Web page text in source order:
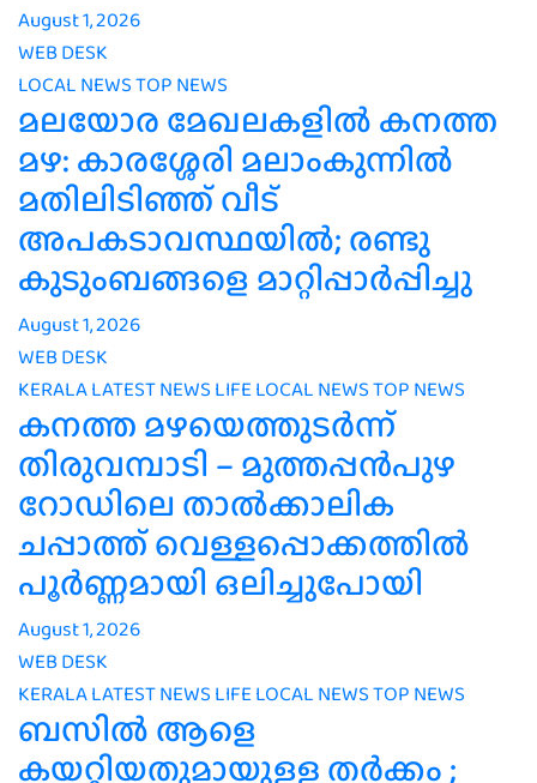
August 1, 2026
WEB DESK
LOCAL NEWSTOP NEWS
മലയോര മേഖലകളിൽ കനത്ത
മഴ: കാരശ്ശേരി മലാംകുന്നിൽ
മതിലിടിഞ്ഞ് വീട്
അപകടാവസ്ഥയിൽ; രണ്ടു
കുടുംബങ്ങളെ മാറ്റിപ്പാർപ്പിച്ചു
August 1, 2026
WEB DESK
KERALALATEST NEWS LIFE LOCAL NEWSTOP NEWS
കനത്ത മഴയെത്തുടർന്ന്
തിരുവമ്പാടി – മുത്തപ്പൻപുഴ
റോഡിലെ താൽക്കാലിക
ചപ്പാത്ത് വെള്ളപ്പൊക്കത്തിൽ
പൂർണ്ണമായി ഒലിച്ചുപോയി
August 1, 2026
WEB DESK
KERALALATEST NEWS LIFE LOCAL NEWSTOP NEWS
ബസിൽ ആളെ
കയറ്റിയതുമായുള്ള തർക്കം ;